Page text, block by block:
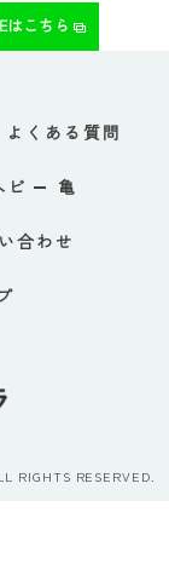
はこちら
よくある質問
ビ 亀
合わせ
RIGHTS RESERVED.